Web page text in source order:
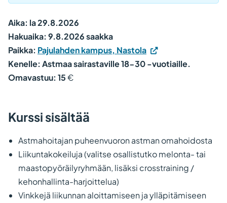
Aika: la 29.8.2026
Hakuaika: 9.8.2026 saakka
Paikka: Pajulahden kampus, Nastola
Kenelle: Astmaa sairastaville 18-30 -vuotiaille.
Omavastuu: 15€
Kurssi sisältää
Astmahoitajan puheenvuoron astman omahoidosta
Liikuntakokeiluja (valitse osallistutko melonta- tai
maastopyöräilyryhmään, lisäksi crosstraining /
kehonhallinta-harjoittelua)
Vinkkejä liikunnan aloittamiseen ja ylläpitämiseen